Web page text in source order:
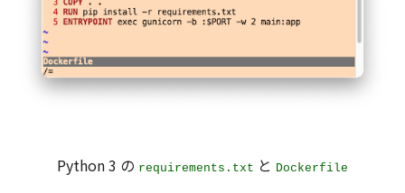
Python 3 の requirements.txt と Dockerfile